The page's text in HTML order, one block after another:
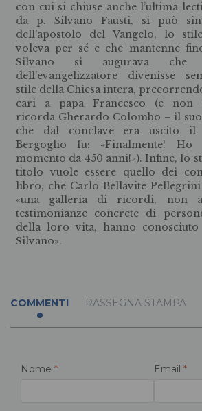
con cui si chiuse anche l’ultima
da p. Silvano Fausti, si può
dell’apostolo del Vangelo, lo
voleva per sé e che mantenne
Silvano si augurava che
dell’evangelizzatore divenisse
stile della Chiesa intera,
cari a papa Francesco (e non
ricorda Gherardo Colombo – il
che dal conclave era uscito
Bergoglio fu: «Finalmente! Ho
momento da 450 anni!»). Infine, lo
titolo vuole essere quello dei
libro, che Carlo Bellavite
«una galleria di ricordi, non
testimonianze concrete di
della loro vita, hanno
Silvano».
COMMENTI RASSEGNA STAMPA
Nome * Email *